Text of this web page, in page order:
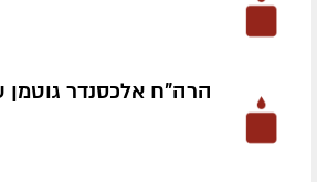
הרה"ח אלכסנדר גוטמן